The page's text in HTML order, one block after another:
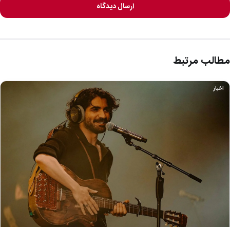
ارسال دیدگاه
مطالب مرتبط
اخبار